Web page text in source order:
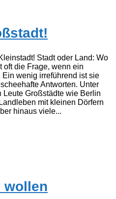
Stadt oder Land: Wo
oft die Frage, wenn ein
wenig irreführend ist sie
Antworten. Unter
Leute Großstädte wie Berlin
mit kleinen Dörfern
hinaus viele...
wollen